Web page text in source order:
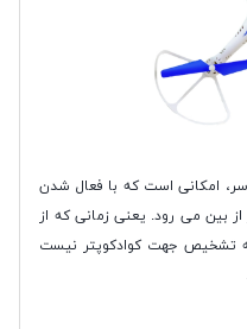
امکانی است که با فعال شدن
بین می‌ رود. یعنی زمانی که از
به تشخیص جهت کوادکوپتر نیست